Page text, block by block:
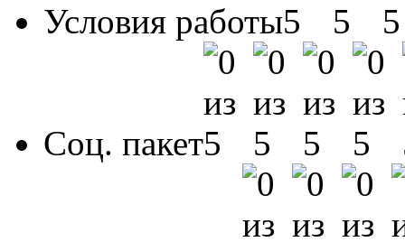
Условия работы
Соц. пакет